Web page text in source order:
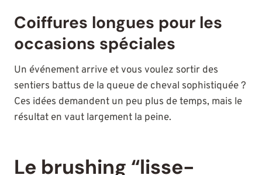
Coiffures longues pour les
occasions spéciales
Un événement arrive et vous voulez sortir des
sentiers battus de la queue de cheval sophistiquée ?
Ces idées demandent un peu plus de temps, mais le
résultat en vaut largement la peine.
Le brushing “lisse-